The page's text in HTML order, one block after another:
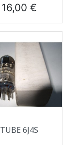
Prix
16,00 €
TUBE 6J4S